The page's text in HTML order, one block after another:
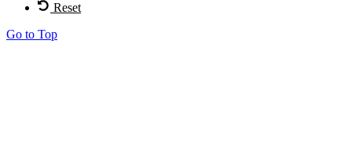
Reset
Go to Top